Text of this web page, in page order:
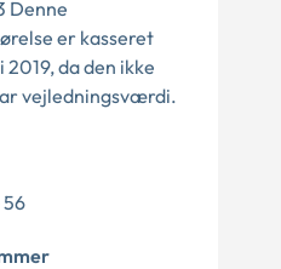
Denne
er kasseret
2019, da den ikke
vejledningsværdi.
56